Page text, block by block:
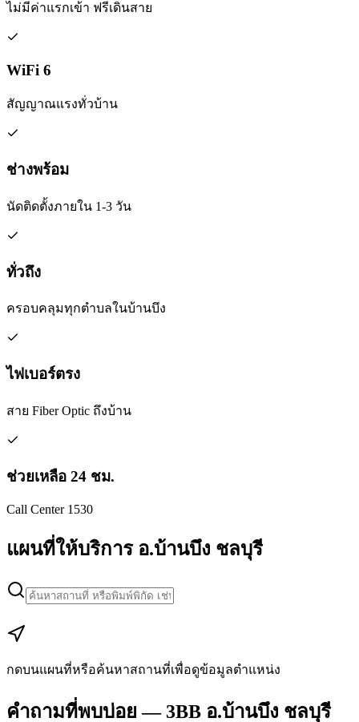
ไม่มีค่าแรกเข้า ฟรีเดินสาย
WiFi 6
สัญญาณแรงทั่วบ้าน
ช่างพร้อม
นัดติดตั้งภายใน 1-3 วัน
ทั่วถึง
ครอบคลุมทุกตำบลในบ้านบึง
ไฟเบอร์ตรง
สาย Fiber Optic ถึงบ้าน
ช่วยเหลือ 24 ชม.
Call Center 1530
แผนที่ให้บริการ อ.บ้านบึง ชลบุรี
+
กดบนแผนที่หรือค้นหาสถานที่เพื่อดูข้อมูลตำแหน่ง
คำถามที่พบบ่อย — 3BB อ.บ้านบึง ชลบุรี